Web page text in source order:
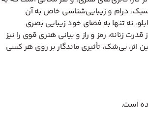
درام و زیبایی‌شناسی خاص به آن
نه تنها به فضای خود زیبایی بصری
زنانه، رمز و راز و بیانی هنری قوی را نیز
اثر، بی‌شک، تأثیری ماندگار بر روی هر کسی
است.